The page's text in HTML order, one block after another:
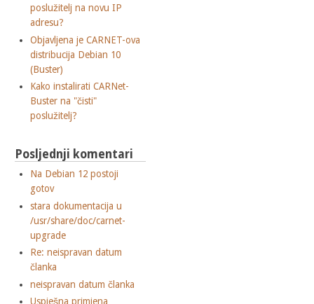
poslužitelj na novu IP
adresu?
Objavljena je CARNET-ova
distribucija Debian 10
(Buster)
Kako instalirati CARNet-
Buster na "čisti"
poslužitelj?
Posljednji komentari
Na Debian 12 postoji
gotov
stara dokumentacija u
/usr/share/doc/carnet-
upgrade
Re: neispravan datum
članka
neispravan datum članka
Uspješna primjena